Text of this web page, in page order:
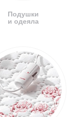
Подушки
и одеяла